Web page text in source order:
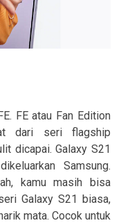
FE atau Fan Edition
dari seri flagship
dicapai. Galaxy S21
Samsung.
kamu masih bisa
Galaxy S21 biasa,
mata. Cocok untuk